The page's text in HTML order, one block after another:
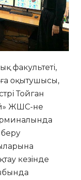
факультеті,
оқытушысы,
Тойган
ЖШС-не
беру
кезiнде